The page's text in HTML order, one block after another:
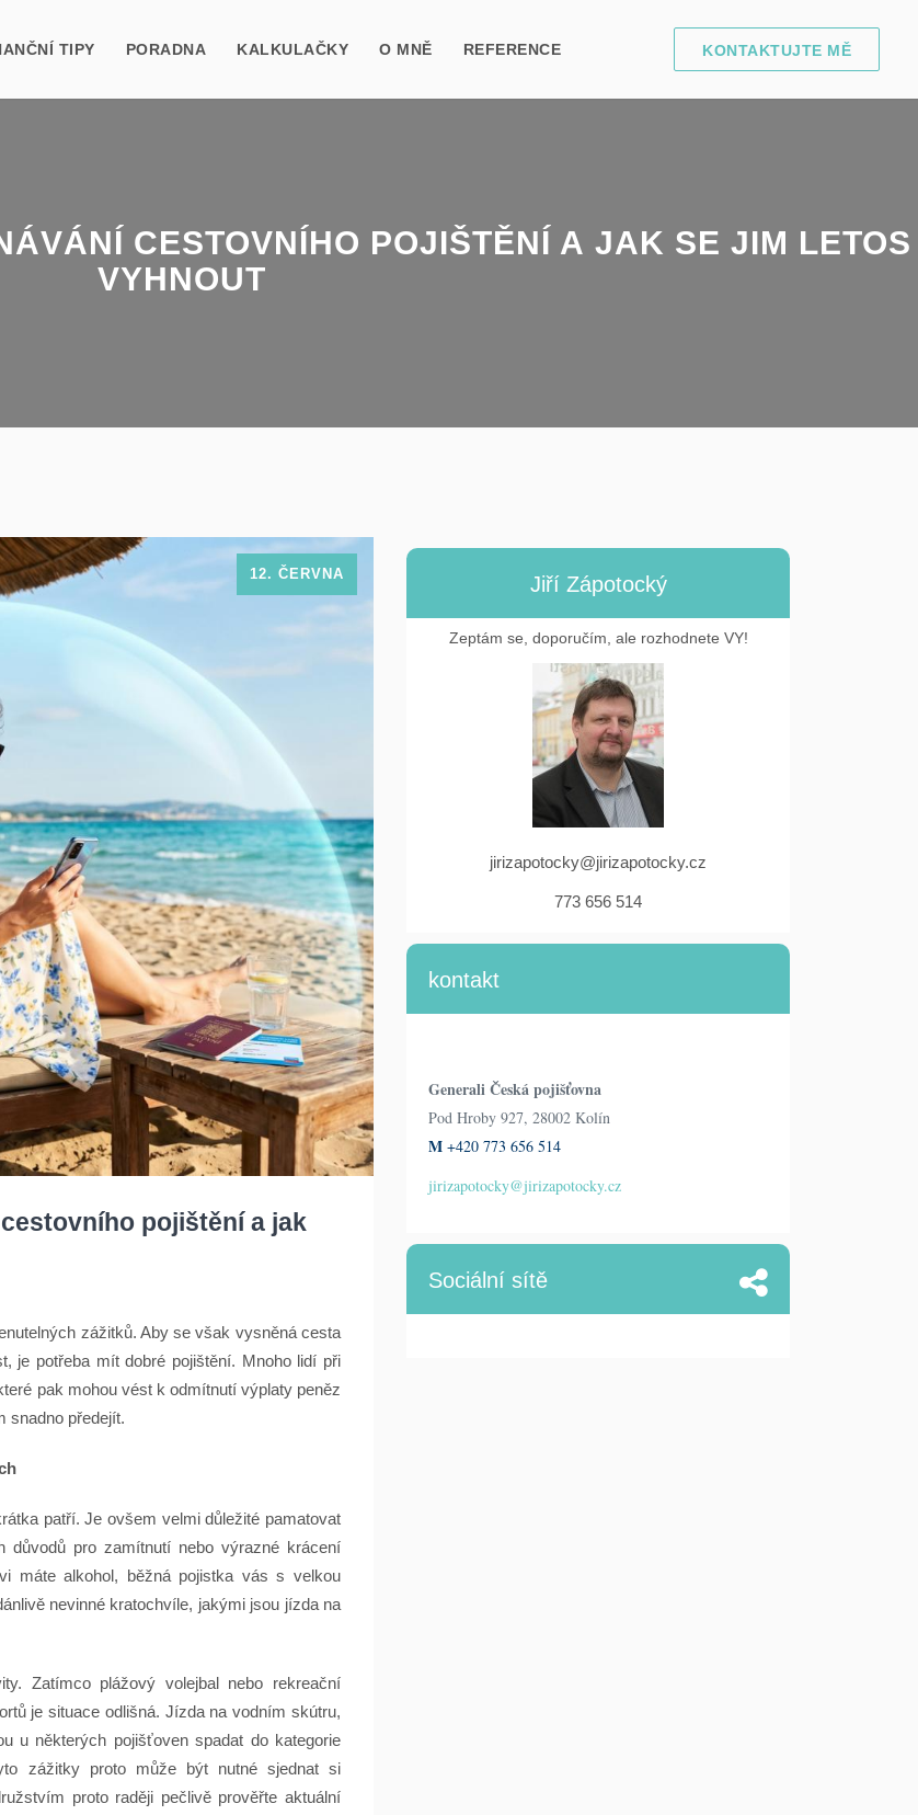
TIPY PORADNA KALKULAČKY O MNĚ REFERENCE KONTAKTUJTE MĚ
CESTOVNÍHO POJIŠTĚNÍ A JAK SE JIM LETOS
VYHNOUT
pojištění a jak
12. ČERVNA
zážitků. Aby se však vysněná cesta
je potřeba mít dobré pojištění. Mnoho lidí při
pak mohou vést k odmítnutí výplaty peněz
snadno předejít.
patří. Je ovšem velmi důležité pamatovat
pro zamítnutí nebo výrazné krácení
máte alkohol, běžná pojistka vás s velkou
nevinné kratochvíle, jakými jsou jízda na
Zatímco plážový volejbal nebo rekreační
je situace odlišná. Jízda na vodním skútru,
u některých pojišťoven spadat do kategorie
zážitky proto může být nutné sjednat si
proto raději pečlivě prověřte aktuální
Jiří Zápotocký
Zeptám se, doporučím, ale rozhodnete VY!
jirizapotocky@jirizapotocky.cz
773 656 514
kontakt
Generali Česká pojišťovna
Pod Hroby 927, 28002 Kolín
M +420 773 656 514
jirizapotocky@jirizapotocky.cz
Sociální sítě